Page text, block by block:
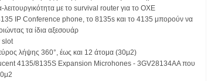
με το survival router για το OXE
IP Conference phone, το 8135s και το 4135 μπορούν να
τα ίδια αξεσουάρ
slot
λήψης 360°, έως και 12 άτομα (30μ2)
4135/8135S Expansion Microhones - 3GV28134AA που